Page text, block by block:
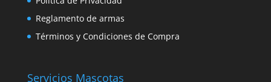
Reglamento de armas
Términos y Condiciones de Compra
Servicios Mascotas